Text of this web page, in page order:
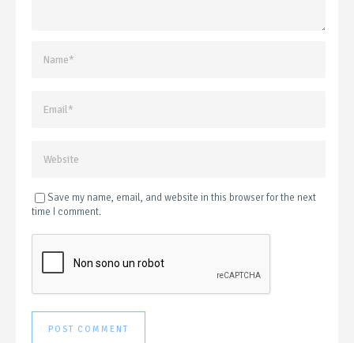
Save my name, email, and website in this browser for the next
time I comment.